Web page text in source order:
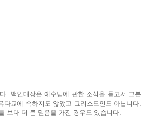
. 백인대장은 예수님에 관한 소식을 듣고서 그분
교에 속하지도 않았고 그리스도인도 아닙니다.
보다 더 큰 믿음을 가진 경우도 있습니다.